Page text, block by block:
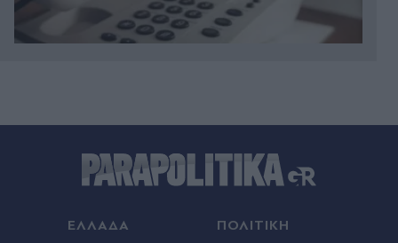
Πριν 29 λεπτά
Κλέλια Ανδριολάτου: Στιγμές χαλάρωσης στον
ΕΛΛΑΔΑ ΠΟΛΙΤΙΚΗ